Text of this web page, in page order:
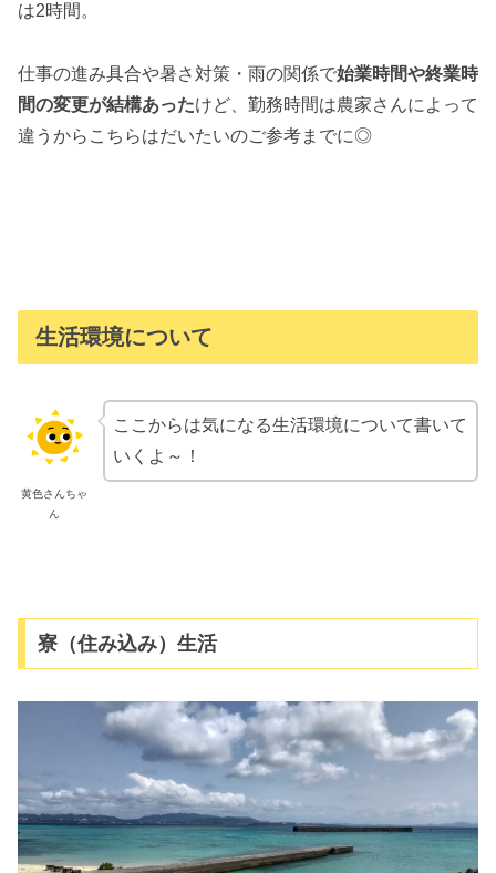
は2時間。
仕事の進み具合や暑さ対策・雨の関係で始業時間や終業時
間の変更が結構あったけど、勤務時間は農家さんによって
違うからこちらはだいたいのご参考までに◎
生活環境について
黄色さんちゃ
ん
ここからは気になる生活環境について書いて
いくよ～！
寮（住み込み）生活